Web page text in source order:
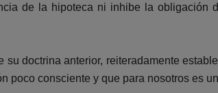
de la hipoteca ni inhibe la obligación
doctrina anterior, reiteradamente
poco consciente y que para nosotros es